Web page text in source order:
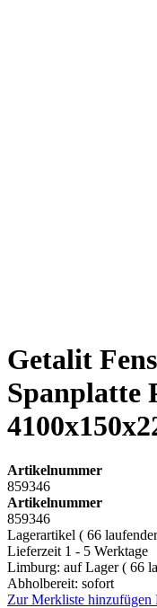
Getalit
Spanplatte
Artikelnummer
859346
Artikelnummer
859346
Lagerartikel ( 66
Lieferzeit 1 - 5 Werktage
Limburg: auf Lager ( 66
Abholbereit: sofort
Zur Merkliste hinzufügen